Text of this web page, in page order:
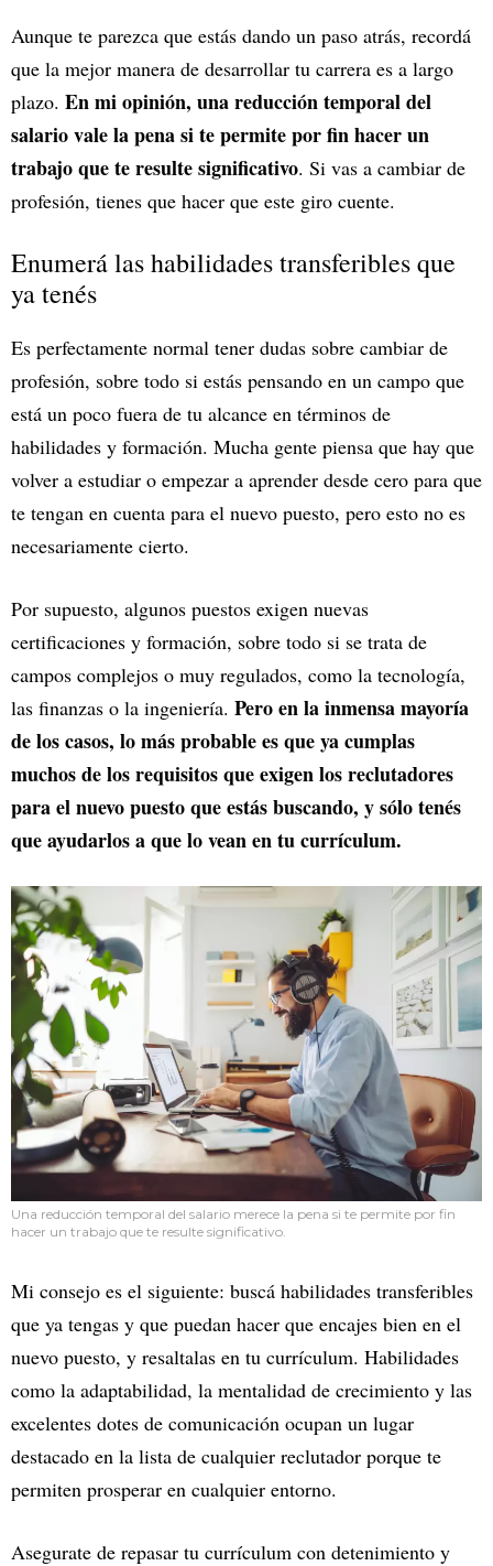
Aunque te parezca que estás dando un paso atrás, recordá
que la mejor manera de desarrollar tu carrera es a largo
plazo. En mi opinión, una reducción temporal del
salario vale la pena si te permite por fin hacer un
trabajo que te resulte significativo. Si vas a cambiar de
profesión, tienes que hacer que este giro cuente.
Enumerá las habilidades transferibles que
ya tenés
Es perfectamente normal tener dudas sobre cambiar de
profesión, sobre todo si estás pensando en un campo que
está un poco fuera de tu alcance en términos de
habilidades y formación. Mucha gente piensa que hay que
volver a estudiar o empezar a aprender desde cero para que
te tengan en cuenta para el nuevo puesto, pero esto no es
necesariamente cierto.
Por supuesto, algunos puestos exigen nuevas
certificaciones y formación, sobre todo si se trata de
campos complejos o muy regulados, como la tecnología,
las finanzas o la ingeniería. Pero en la inmensa mayoría
de los casos, lo más probable es que ya cumplas
muchos de los requisitos que exigen los reclutadores
para el nuevo puesto que estás buscando, y sólo tenés
que ayudarlos a que lo vean en tu currículum.
Una reducción temporal del salario merece la pena si te permite por fin
hacer un trabajo que te resulte significativo.
Mi consejo es el siguiente: buscá habilidades transferibles
que ya tengas y que puedan hacer que encajes bien en el
nuevo puesto, y resaltalas en tu currículum. Habilidades
como la adaptabilidad, la mentalidad de crecimiento y las
excelentes dotes de comunicación ocupan un lugar
destacado en la lista de cualquier reclutador porque te
permiten prosperar en cualquier entorno.
Asegurate de repasar tu currículum con detenimiento y